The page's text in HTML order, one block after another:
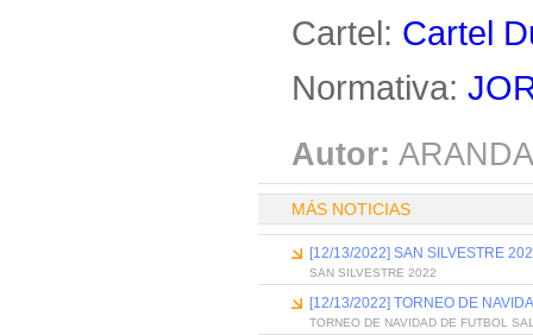
Cartel: Cartel
Normativa:
Autor:
MÁS NOTICIAS
[12/13/2022] SAN SILVESTRE
SAN SILVESTRE 2022
[12/13/2022] TORNEO DE
TORNEO DE NAVIDAD DE FUTBOL